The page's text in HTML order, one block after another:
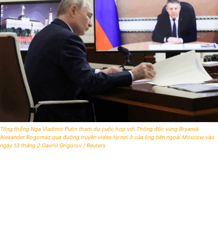
Tổng thống Nga Vladimir Putin tham dự cuộc họp với Thống đốc vùng Bryansk
Alexander Bogomaz qua đường truyền video từ nơi ở của ông bên ngoài Moscow vào
ngày 13 tháng 2.Gavriil Grigorov / Reuters